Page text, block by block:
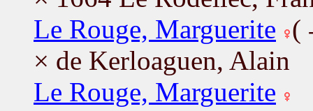
Le Rouge, Marguerite (
× de Kerloaguen, Alain
Le Rouge, Marguerite